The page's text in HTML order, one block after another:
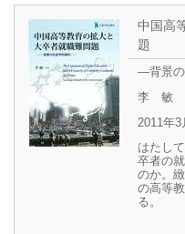
中国高
題
―背景
李 敏
2011年
はたし
卒者の
のか。
の高等
る。